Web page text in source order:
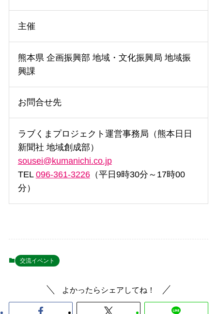
主催
熊本県 企画振興部 地域・文化振興局 地域振
興課
お問合せ先
ラブくまプロジェクト運営事務局（熊本日日
新聞社 地域創成部）
sousei@kumanichi.co.jp
TEL 096-361-3226（平日9時30分～17時00
分）
交流イベント
よかったらシェアしてね！